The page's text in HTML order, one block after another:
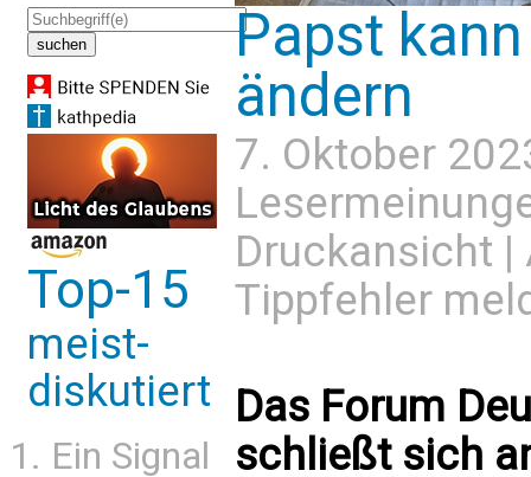
Top-15
meist-
diskutiert
Ein Signal
Papst
ändern
7. Oktober
Druckansicht |
Tippfehler
Das Forum
schließt sich